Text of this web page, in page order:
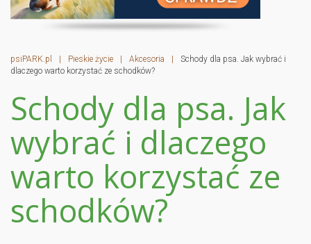
psiPARK.pl | Pieskie życie | Akcesoria |
Schody dla psa. Jak wybrać i
dlaczego warto korzystać ze schodków?
Schody dla psa. Jak
wybrać i dlaczego
warto korzystać ze
schodków?